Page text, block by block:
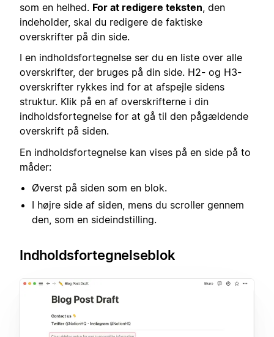
som en helhed. For at redigere teksten , den
indeholder, skal du redigere de faktiske
overskrifter på din side.
I en indholdsfortegnelse ser du en liste over alle
overskrifter, der bruges på din side. H2- og H3-
overskrifter rykkes ind for at afspejle sidens
struktur. Klik på en af overskrifterne i din
indholdsfortegnelse for at gå til den pågældende
overskrift på siden.
En indholdsfortegnelse kan vises på en side på to
måder:
Øverst på siden som en blok.
I højre side af siden, mens du scroller gennem
den, som en sideindstilling.
Indholdsfortegnelseblok